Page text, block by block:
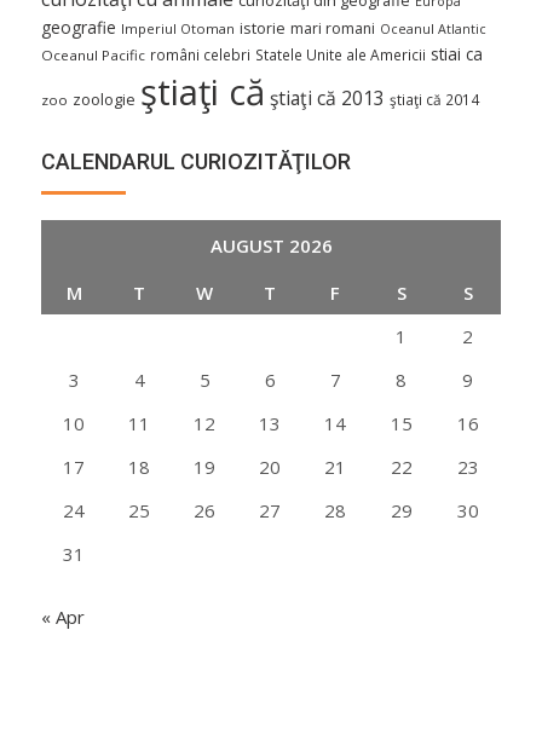
geografie Imperiul Otoman istorie mari romani Oceanul Atlantic
Oceanul Pacific români celebri Statele Unite ale Americii stiai ca
zoo zoologie ştiaţi că ştiaţi că 2013 ştiaţi că 2014
CALENDARUL CURIOZITĂŢILOR
AUGUST 2026
M
T W T F S
S
1
2
3
4 5 6 7 8
9
10
11 12 13 14 15
16
17
18 19 20 21 22
23
24
25 26 27 28 29
30
31
« Apr